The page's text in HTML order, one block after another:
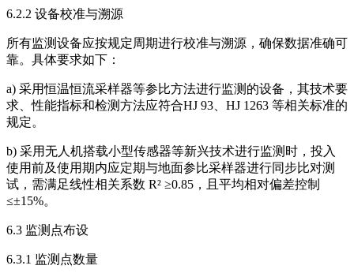
6.2.2 设备校准与溯源
所有监测设备应按规定周期进行校准与溯源，确保数据准确可
靠。具体要求如下：
a) 采用恒温恒流采样器等参比方法进行监测的设备，其技术要
求、性能指标和检测方法应符合HJ 93、HJ 1263 等相关标准的
规定。
b) 采用无人机搭载小型传感器等新兴技术进行监测时，投入
使用前及使用期内应定期与地面参比采样器进行同步比对测
试，需满足线性相关系数 R² ≥0.85，且平均相对偏差控制
≤±15%。
6.3 监测点布设
6.3.1 监测点数量